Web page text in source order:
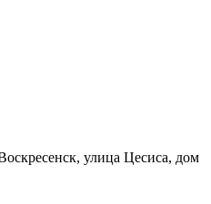
улица Цесиса, дом